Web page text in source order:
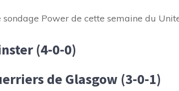
sondage Power de cette semaine du
(4-0-0)
de Glasgow (3-0-1)